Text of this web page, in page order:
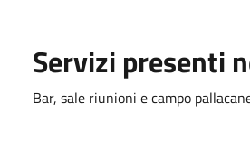
Servizi presenti
Bar, sale riunioni e campo